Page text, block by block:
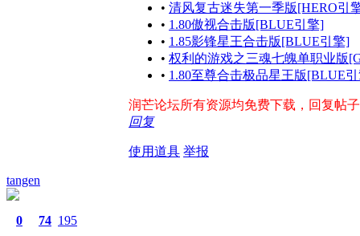
• 清风复古迷失第一季版[HERO引
• 1.80傲视合击版[BLUE引擎]
• 1.85影锋星王合击版[BLUE引擎]
• 权利的游戏之三魂七魄单职业版
• 1.80至尊合击极品星王版[BLUE
润芒论坛所有资源均免费下载，回复帖
回复
使用道具 举报
tangen
0 74 195